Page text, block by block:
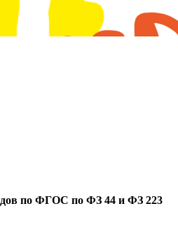
по ФГОC по ФЗ 44 и ФЗ 223